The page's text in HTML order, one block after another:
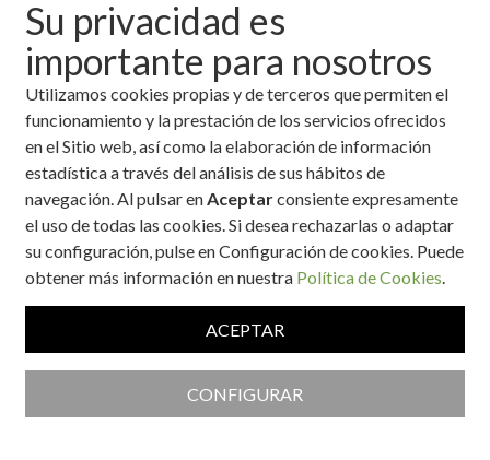
Su privacidad es
importante para nosotros
Utilizamos cookies propias y de terceros que permiten el
funcionamiento y la prestación de los servicios ofrecidos
en el Sitio web, así como la elaboración de información
estadística a través del análisis de sus hábitos de
navegación. Al pulsar enAceptarconsiente expresamente
el uso de todas las cookies. Si desea rechazarlas o adaptar
su configuración, pulse en Configuración de cookies. Puede
obtener más información en nuestra Política de Cookies.
ACEPTAR
CONFIGURAR
"BITS" versión saludable